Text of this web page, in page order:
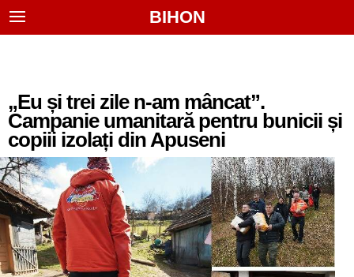
BIHON
„Eu și trei zile n-am mâncat”.
Campanie umanitară pentru bunicii și
copiii izolați din Apuseni